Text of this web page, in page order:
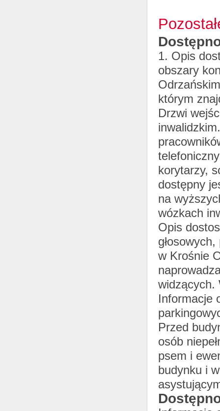
1. Opis
obszary
którym
Drzwi
korytarzy,
dostępny
na
wózkach
Opis
w Krośnie
widzących.
Informacje
Przed
osób
psem i
budynku i